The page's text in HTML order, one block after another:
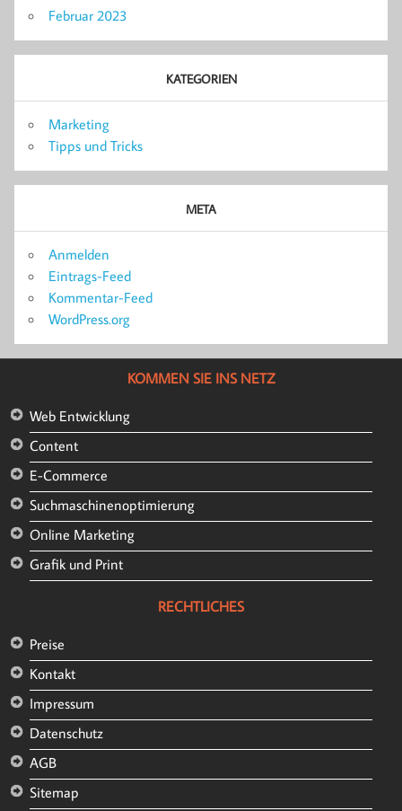
Februar 2023
KATEGORIEN
Marketing
Tipps und Tricks
META
Anmelden
Eintrags-Feed
Kommentar-Feed
WordPress.org
KOMMEN SIE INS NETZ
Web Entwicklung
Content
E-Commerce
Suchmaschinenoptimierung
Online Marketing
Grafik und Print
RECHTLICHES
Preise
Kontakt
Impressum
Datenschutz
AGB
Sitemap